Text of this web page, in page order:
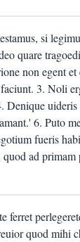
si
quare
non egent et
3. Noli
Denique uideris
6. Puto
fueris
ad primam
ferret
quod mihi